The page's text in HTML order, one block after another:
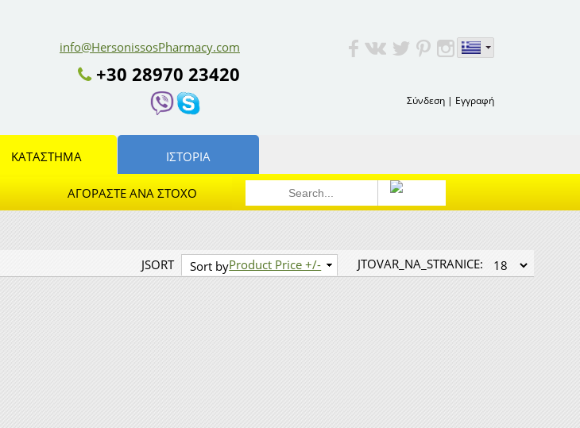
info@HersonissosPharmacy.com
+30 28970 23420
Σύνδεση | Εγγραφή
ΚΑΤΆΣΤΗΜΑ ΙΣΤΟΡΙΑ
ΑΓΟΡΆΣΤΕ ΑΝΆ ΣΤΌΧΟ
JTOVAR_NA_STRANICE:
JSORT Sort byProduct Price +/-